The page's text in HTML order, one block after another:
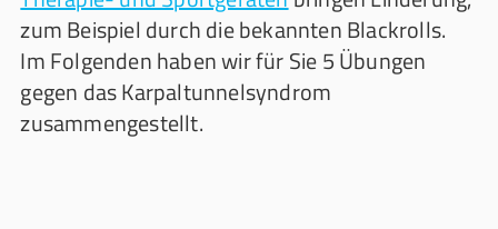
zum Beispiel durch die bekannten Blackrolls.
Im Folgenden haben wir für Sie 5 Übungen
gegen das Karpaltunnelsyndrom
zusammengestellt.